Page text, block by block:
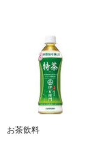
お茶飲料